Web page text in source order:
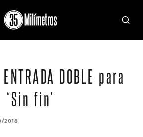
DOBLE para
‘Sin fin’
2018